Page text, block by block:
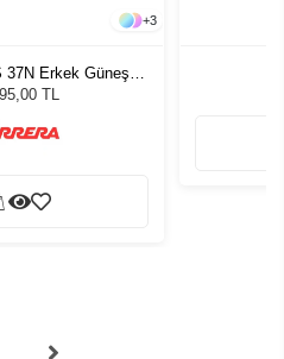
+3
37N Erkek Güneş
TL